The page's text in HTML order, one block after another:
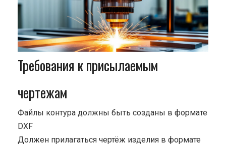
Требования к присылаемым
чертежам
Файлы контура должны быть созданы в формате
DXF
Должен прилагаться чертёж изделия в формате